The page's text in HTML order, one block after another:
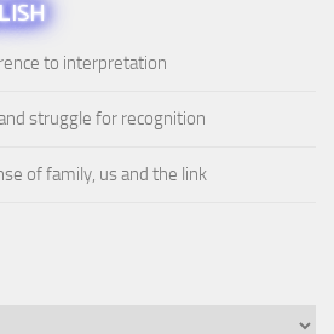
to interpretation
struggle for recognition
of family, us and the link